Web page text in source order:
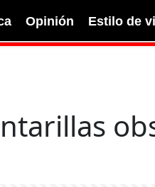
Opinión Estilo de